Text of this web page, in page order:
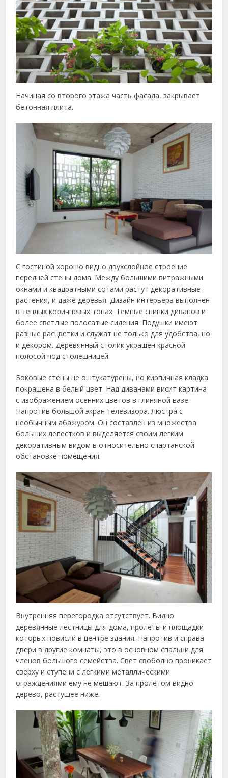
Начиная со второго этажа часть фасада, закрывает
бетонная плита.
С гостиной хорошо видно двухслойное строение
передней стены дома. Между большими витражными
окнами и квадратными сотами растут декоративные
растения, и даже деревья. Дизайн интерьера выполнен
в теплых коричневых тонах. Темные спинки диванов и
более светлые полосатые сидения. Подушки имеют
разные расцветки и служат не только для удобства, но
и декором. Деревянный столик украшен красной
полосой под столешницей.
Боковые стены не оштукатурены, но кирпичная кладка
покрашена в белый цвет. Над диванами висит картина
с изображением осенних цветов в глиняной вазе.
Напротив большой экран телевизора. Люстра с
необычным абажуром. Он составлен из множества
больших лепестков и выделяется своим легким
декоративным видом в относительно спартанской
обстановке помещения.
Внутренняя перегородка отсутствует. Видно
деревянные лестницы для дома, пролеты и площадки
которых повисли в центре здания. Напротив и справа
двери в другие комнаты, это в основном спальни для
членов большого семейства. Свет свободно проникает
сверху и ступени с легкими металлическими
ограждениями ему не мешают. За пролётом видно
дерево, растущее ниже.